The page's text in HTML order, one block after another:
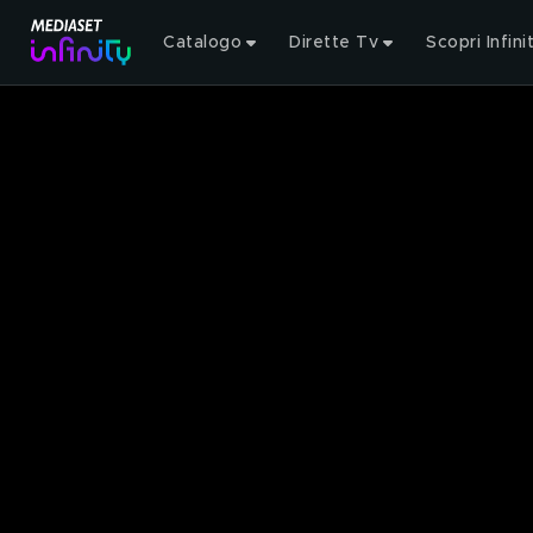
Catalogo Dirette Tv Scopri